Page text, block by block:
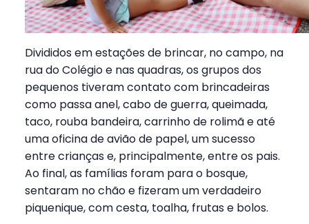
Divididos em estações de brincar, no campo, na
rua do Colégio e nas quadras, os grupos dos
pequenos tiveram contato com brincadeiras
como passa anel, cabo de guerra, queimada,
taco, rouba bandeira, carrinho de rolimã e até
uma oficina de avião de papel, um sucesso
entre crianças e, principalmente, entre os pais.
Ao final, as famílias foram para o bosque,
sentaram no chão e fizeram um verdadeiro
piquenique, com cesta, toalha, frutas e bolos.